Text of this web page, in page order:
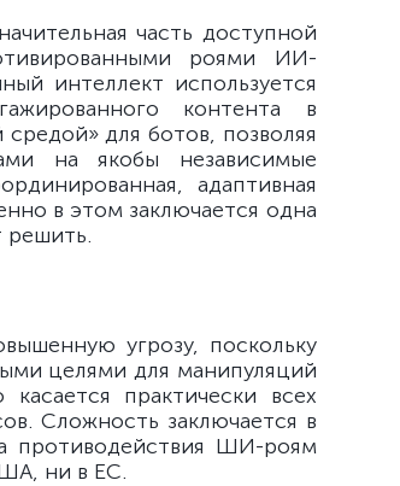
часть доступной
роями ИИ-
интеллект используется
контента в
для ботов, позволяя
на якобы независимые
адаптивная
в этом заключается одна
решить.
угрозу, поскольку
целями для манипуляций
практически всех
Сложность заключается в
противодействия ШИ-роям
ни в ЕС.